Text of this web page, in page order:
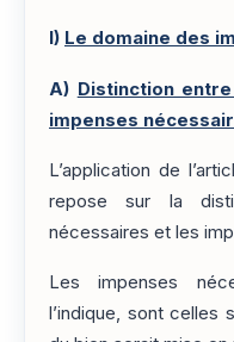
I) Le domaine des
A) Distinction
impenses
L’application de
repose sur la
nécessaires et les
Les impenses
l’indique, sont celles